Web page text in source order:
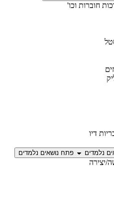
חוברות וכו'
דיו
נלמדים פתח נושאים נלמדים